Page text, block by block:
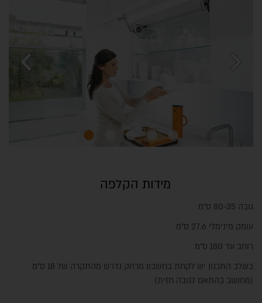
chevron_left
מידות הקלפה
גובה 80-35 ס"מ
עומק מינימלי 27.6 ס"מ
רוחב עד 180 ס"מ
בשלב התכנון יש לקחת בחשבון מרחק נדרש מהתקרה של 18 ס"מ
(מחושב בהתאם לגובה חזית)